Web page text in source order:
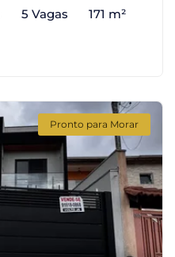
5 Vagas 171 m²
Pronto para Morar